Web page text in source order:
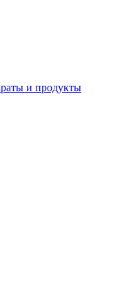
и продукты